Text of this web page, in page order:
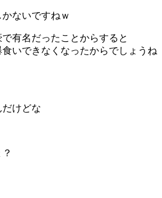
ないですねｗ
有名だったことからすると
いできなくなったからでしょうね
けどな